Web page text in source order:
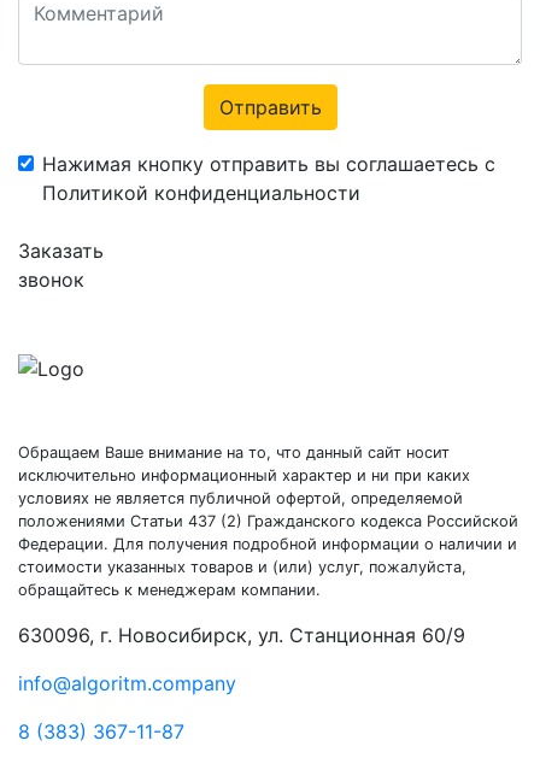
Отправить
Нажимая кнопку отправить вы соглашаетесь с
Политикой конфиденциальности
Заказать
звонок
Обращаем Ваше внимание на то, что данный сайт носит
исключительно информационный характер и ни при каких
условиях не является публичной офертой, определяемой
положениями Статьи 437 (2) Гражданского кодекса Российской
Федерации. Для получения подробной информации о наличии и
стоимости указанных товаров и (или) услуг, пожалуйста,
обращайтесь к менеджерам компании.
630096, г. Новосибирск, ул. Станционная 60/9
info@algoritm.company
8 (383) 367-11-87